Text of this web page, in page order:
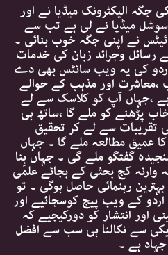
الیکٹرونک میڈیا نے اور
سوشل میڈیا نے لی ہے تب سے
نے اپنی جگہ خوب بنائی ۔
وجرائد زبان کی خدمات
کی یہ ویب سائٹس بھی دے
،معاشرت اور مذہب کے حوالے
،جہاں آپ کو کلاسک سے لے
پڑھنے کو ملے گا ،ساتھ ہی
سے لے کر تحقیق
عمیق مطالعہ ملے گا ۔ جہاں
گفتگو ملے گی ۔ جہاں بِنا
کج بحثی کے بجائے علمی
رہنمائی حاصل ہوگی ۔ تو
اردو کے ویب پیج کوسجائیے اور
اور انتشار کو دورکیجیے کہ
سے نکالنا ہی سب سے افضل
ہے ۔